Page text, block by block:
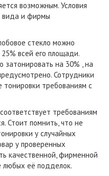
возможным. Условия
вида и фирмы
стекло можно
всей его площади.
на 30% , на
Сотрудники
требованиям с
требованиям
Стоит помнить, что не
у случайных
у проверенных
качественной, фирменной
любых её подделок.